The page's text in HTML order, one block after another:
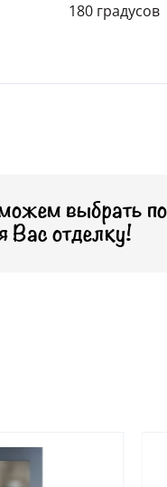
180 градусов
выбрать
Вас отделку!